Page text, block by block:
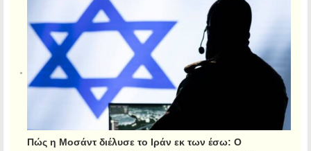
Πώς η Μοσάντ διέλυσε το Ιράν εκ των έσω: Ο